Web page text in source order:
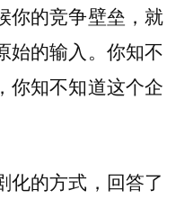
你的竞争壁垒，就
始的输入。你知不
你知不知道这个企
化的方式，回答了